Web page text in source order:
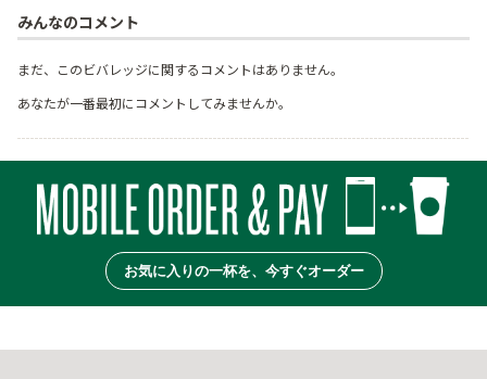
みんなのコメント
まだ、このビバレッジに関するコメントはありません。
あなたが一番最初にコメントしてみませんか。
お気に入りの一杯を、今すぐオーダー